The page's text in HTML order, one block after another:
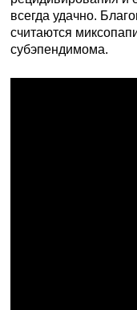
всегда удачно.
считаются
субэпендимома.